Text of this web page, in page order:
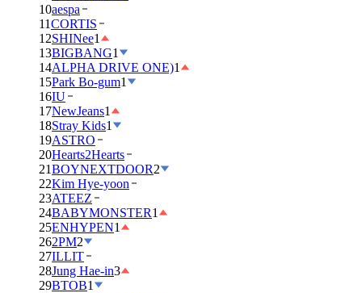
10aespa
11CORTIS
12SHINee1
13BIGBANG1
14ALPHA DRIVE ONE)1
15Park Bo-gum1
16IU
17NewJeans1
18Stray Kids1
19ASTRO
20Hearts2Hearts
21BOYNEXTDOOR2
22Kim Hye-yoon
23ATEEZ
24BABYMONSTER1
25ENHYPEN1
262PM2
27ILLIT
28Jung Hae-in3
29BTOB1